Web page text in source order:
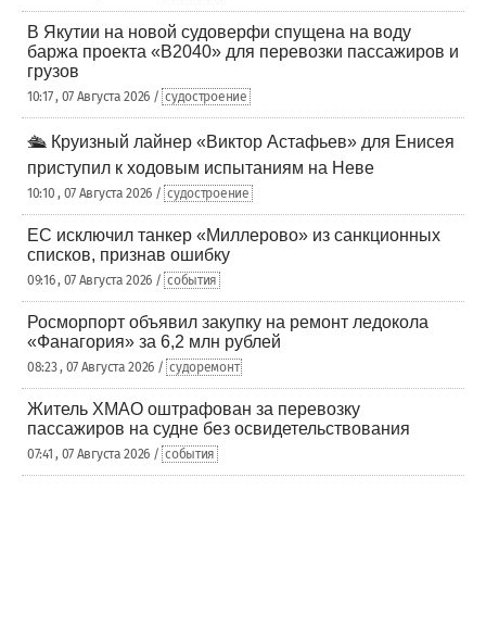
В Якутии на новой судоверфи спущена на воду
баржа проекта «В2040» для перевозки пассажиров и
грузов
10:17 , 07 Августа 2026 / судостроение
🛳️ Круизный лайнер «Виктор Астафьев» для Енисея
приступил к ходовым испытаниям на Неве
10:10 , 07 Августа 2026 / судостроение
ЕС исключил танкер «Миллерово» из санкционных
списков, признав ошибку
09:16 , 07 Августа 2026 / события
Росморпорт объявил закупку на ремонт ледокола
«Фанагория» за 6,2 млн рублей
08:23 , 07 Августа 2026 / судоремонт
Житель ХМАО оштрафован за перевозку
пассажиров на судне без освидетельствования
07:41 , 07 Августа 2026 / события